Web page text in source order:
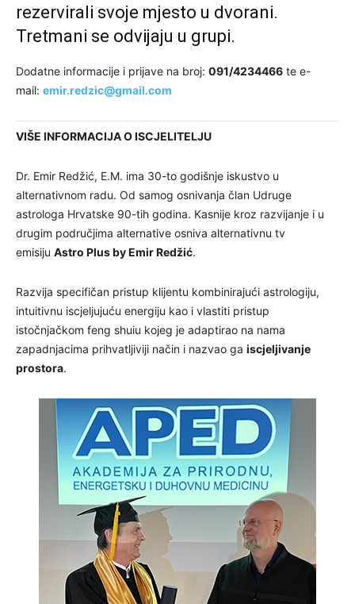
rezervirali svoje mjesto u dvorani.
Tretmani se odvijaju u grupi.
Dodatne informacije i prijave na broj: 091/4234466 te e-
mail: emir.redzic@gmail.com
VIŠE INFORMACIJA O ISCJELITELJU
Dr. Emir Redžić, E.M. ima 30-to godišnje iskustvo u
alternativnom radu. Od samog osnivanja član Udruge
astrologa Hrvatske 90-tih godina. Kasnije kroz razvijanje i u
drugim područjima alternative osniva alternativnu tv
emisiju Astro Plus by Emir Redžić.
Razvija specifičan pristup klijentu kombinirajući astrologiju,
intuitivnu iscjeljujuću energiju kao i vlastiti pristup
istočnjačkom feng shuiu kojeg je adaptirao na nama
zapadnjacima prihvatljiviji način i nazvao ga iscjeljivanje
prostora.